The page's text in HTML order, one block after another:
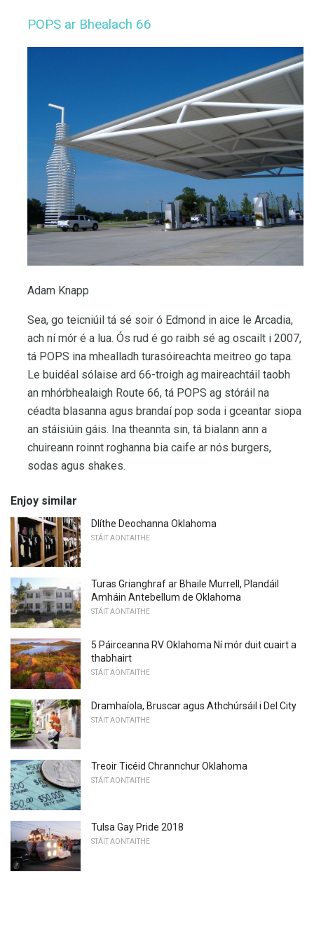
POPS ar Bhealach 66
Adam Knapp
Sea, go teicniúil tá sé soir ó Edmond in aice le Arcadia,
ach ní mór é a lua. Ós rud é go raibh sé ag oscailt i 2007,
tá POPS ina mhealladh turasóireachta meitreo go tapa.
Le buidéal sólaise ard 66-troigh ag maireachtáil taobh
an mhórbhealaigh Route 66, tá POPS ag stóráil na
céadta blasanna agus brandaí pop soda i gceantar siopa
an stáisiúin gáis. Ina theannta sin, tá bialann ann a
chuireann roinnt roghanna bia caife ar nós burgers,
sodas agus shakes.
Enjoy similar
Dlíthe Deochanna Oklahoma
STÁIT AONTAITHE
Turas Grianghraf ar Bhaile Murrell, Plandáil
Amháin Antebellum de Oklahoma
STÁIT AONTAITHE
5 Páirceanna RV Oklahoma Ní mór duit cuairt a
thabhairt
STÁIT AONTAITHE
Dramhaíola, Bruscar agus Athchúrsáil i Del City
STÁIT AONTAITHE
Treoir Ticéid Chrannchur Oklahoma
STÁIT AONTAITHE
Tulsa Gay Pride 2018
STÁIT AONTAITHE